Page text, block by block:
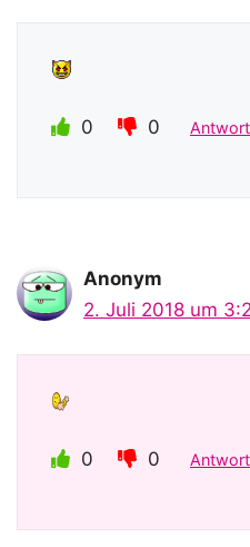
0 0
Anonym
2. Juli 2018 um
0 0